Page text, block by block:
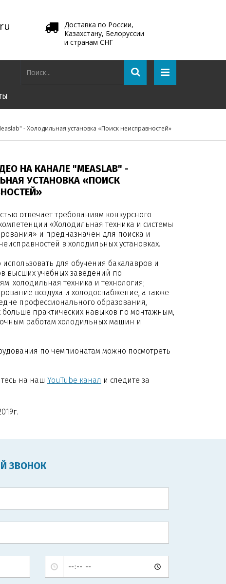
Доставка по России,
Казахстану, Белоруссии
и странам СНГ
- Холодильная установка «Поиск неисправностей»
НА КАНАЛЕ "MEASLAB" -
УСТАНОВКА «ПОИСК
отвечает требованиям конкурсного
«Холодильная техника и системы
и предназначен для поиска и
в холодильных установках.
для обучения бакалавров и
высших учебных заведений по
холодильная техника и технология;
воздуха и холодоснабжение, а также
профессионального образования,
практических навыков по монтажным,
работам холодильных машин и
по чемпионатам можно посмотреть
на наш YouTube канал и следите за
ЗВОНОК